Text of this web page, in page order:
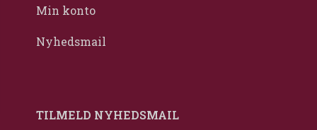
Min konto
Nyhedsmail
TILMELD NYHEDSMAIL